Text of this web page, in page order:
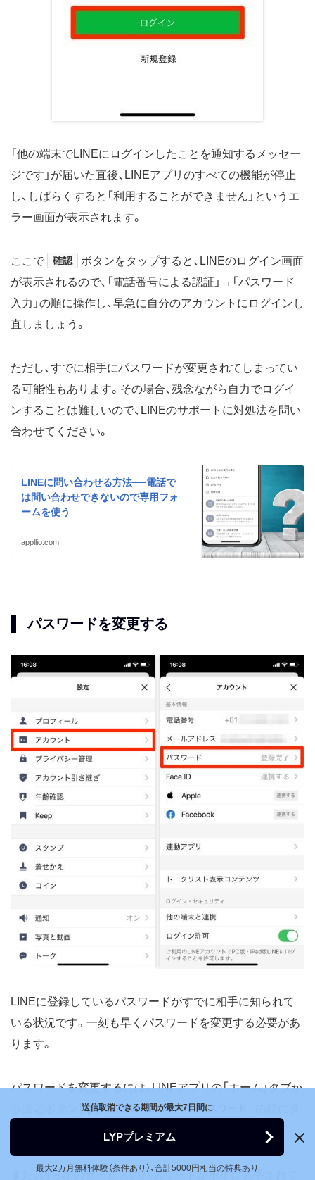
「他の端末でLINEにログインしたことを通知するメッセー
ジです」が届いた直後、LINEアプリのすべての機能が停止
し、しばらくすると「利用することができません」というエ
ラー画面が表示されます。
ここで 確認
ボタンをタップすると、LINEのログイン画面
が表示されるので、「電話番号による認証」→「パスワード
入力」の順に操作し、早急に自分のアカウントにログインし
直しましょう。
ただし、すでに相手にパスワードが変更されてしまってい
る可能性もあります。その場合、残念ながら自力でログイ
ンすることは難しいので、LINEのサポートに対処法を問い
合わせてください。
LINEに問い合わせる方法──電話で
は問い合わせできないので専用フォ
ームを使う
appllio.com
パスワードを変更する
LINEに登録しているパスワードがすでに相手に知られて
いる状況です。一刻も早くパスワードを変更する必要があ
ります。
パスワードを変更するには、LINEアプリの「ホーム」タブか
ら設定ボタン［
］→ アカウント → パスワード
ップして進み、新しいパスワードを設定してください。
また、何らかのサービスのパスワードが不正に入手されて
送信取消できる期間が最大7日間に
LYPプレミアム
最大2カ月無料体験（条件あり）、合計5000円相当の特典あり